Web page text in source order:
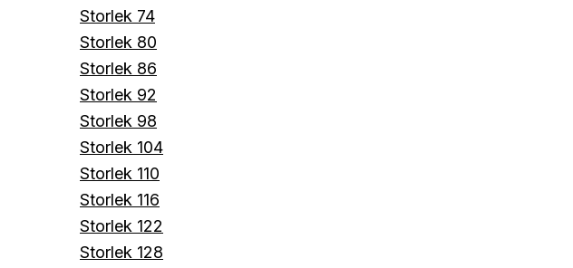
Storlek 74
Storlek 80
Storlek 86
Storlek 92
Storlek 98
Storlek 104
Storlek 110
Storlek 116
Storlek 122
Storlek 128